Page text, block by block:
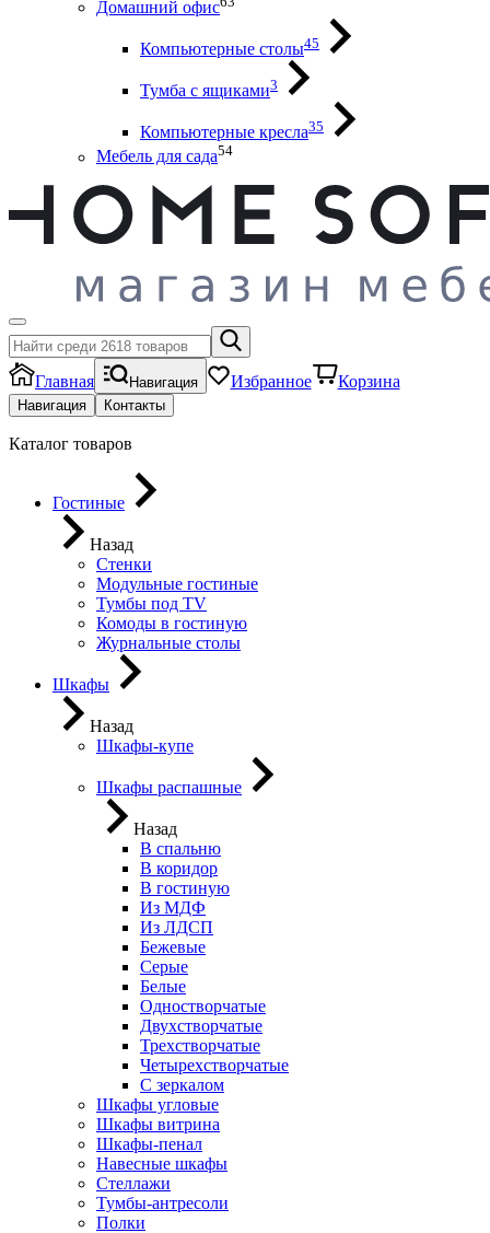
Домашний офис
Компьютерные столы45
Тумба с ящиками3
Компьютерные кресла35
Мебель для сада54
Главная Навигация Избранное Корзина
Навигация Контакты
Каталог товаров
Гостиные
Назад
Стенки
Модульные гостиные
Тумбы под ТV
Комоды в гостиную
Журнальные столы
Шкафы
Назад
Шкафы-купе
Шкафы распашные
Назад
В спальню
В коридор
В гостиную
Из МДФ
Из ЛДСП
Бежевые
Серые
Белые
Одностворчатые
Двухстворчатые
Трехстворчатые
Четырехстворчатые
С зеркалом
Шкафы угловые
Шкафы витрина
Шкафы-пенал
Навесные шкафы
Стеллажи
Тумбы-антресоли
Полки